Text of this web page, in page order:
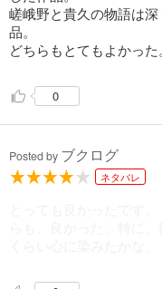
嵯峨野と貴久の物語は
品。
どちらもとてもよかった。
0
Posted by ブクログ
ネタバレ